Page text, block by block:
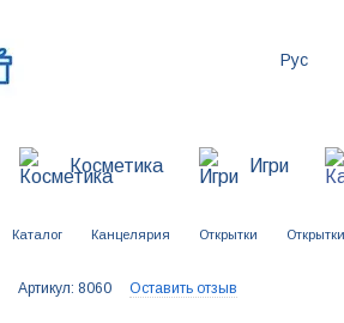
Рус
Косметика Игри
Каталог Канцелярия Открытки
Артикул: 8060 Оставить отзыв